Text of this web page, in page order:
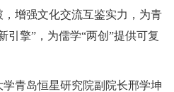
增强文化交流互鉴实力，为青
引擎”，为儒学“两创”提供可复
青岛恒星研究院副院长邢学坤